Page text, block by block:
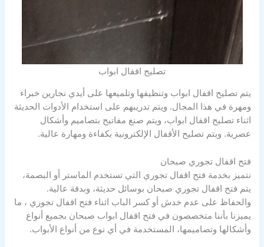
تصليح اقفال ابواب
يتم تصليح اقفال ابواب وتنظيفها وتلميعها على أيدي نجارين خبراء
ومهرة في هذا المجال. ويتم تدريبهم على استخدام الأدوات الحديثة
اثناء تصليح اقفال ابواب، ويتم صنع مفاتيح بتصاميم وأشكال
عصرية. ويتم تصليح الأقفال الإلكترونية بكفاءة ومهارة عالية.
فتح اقفال تجوري صبحان
نتميز بخدمة فتح اقفال تجوري التي تستخدم الماستر أو البصمة،
يتم فتح اقفال تجوري صبحان بوسائل حديثة، وبدقة عالية.
والحفاظ على عدم خدش أو كسر الباب اثناء فتح اقفال تجوري ، ما
يميزنا بأننا متخصصون في فتح اقفال ابواب صبحان بجميع أنواع
وأشكالها وتصاميمها، المستخدمة في أي نوع من أنواع الأبواب.